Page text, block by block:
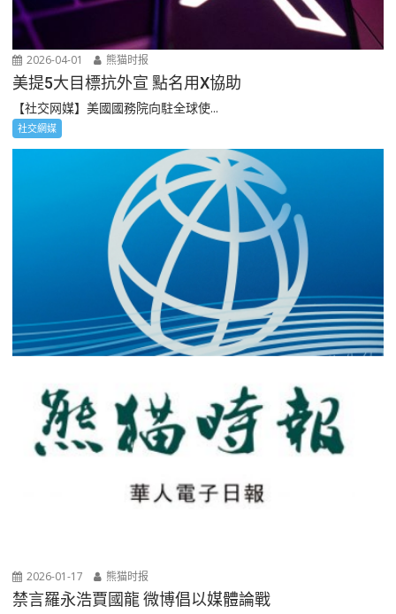
2026-04-01 熊猫时报
美提5大目標抗外宣 點名用X協助
【社交网媒】美國國務院向駐全球使...
社交網媒
2026-01-17 熊猫时报
禁言羅永浩賈國龍 微博倡以媒體論戰